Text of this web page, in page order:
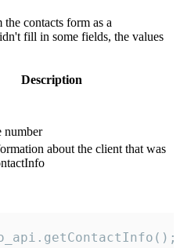
contacts form as a
fill in some fields, the values
Description
number
about the client that was